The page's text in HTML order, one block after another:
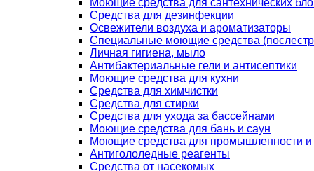
Средства для дезинфекции
Освежители воздуха и ароматизаторы
Специальные моющие средства
Личная гигиена, мыло
Антибактериальные гели и антисептики
Моющие средства для кухни
Средства для химчистки
Средства для стирки
Средства для ухода за бассейнами
Моющие средства для бань и саун
Моющие средства для промышленности и
Антигололедные реагенты
Средства от насекомых